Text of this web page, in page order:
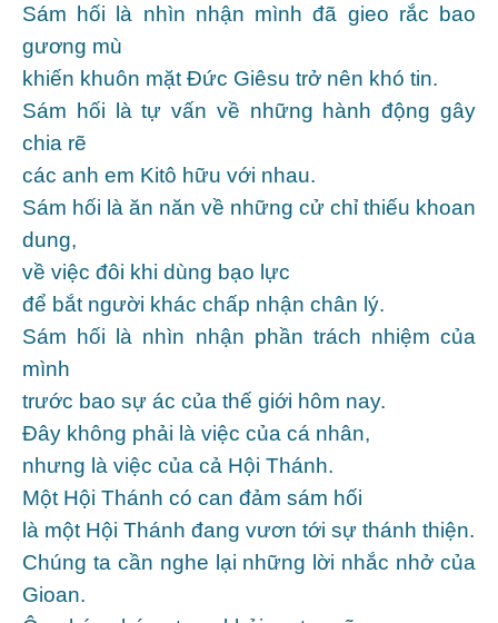
Sám hối là nhìn nhận mình đã gieo rắc bao
gương mù
khiến khuôn mặt Ðức Giêsu trở nên khó tin.
Sám hối là tự vấn về những hành động gây
chia rẽ
các anh em Kitô hữu với nhau.
Sám hối là ăn năn về những cử chỉ thiếu khoan
dung,
về việc đôi khi dùng bạo lực
để bắt người khác chấp nhận chân lý.
Sám hối là nhìn nhận phần trách nhiệm của
mình
trước bao sự ác của thế giới hôm nay.
Ðây không phải là việc của cá nhân,
nhưng là việc của cả Hội Thánh.
Một Hội Thánh có can đảm sám hối
là một Hội Thánh đang vươn tới sự thánh thiện.
Chúng ta cần nghe lại những lời nhắc nhở của
Gioan.